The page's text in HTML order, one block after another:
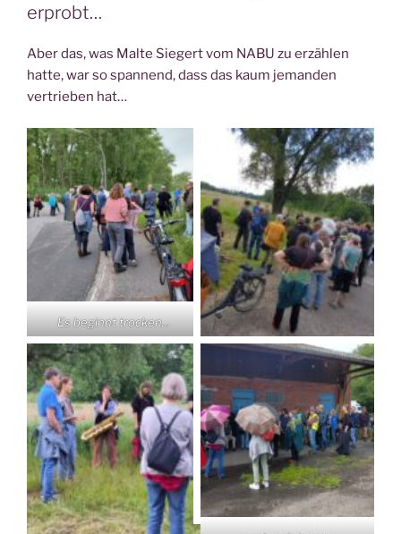
erprobt…
Aber das, was Malte Siegert vom NABU zu erzählen
hatte, war so spannend, dass das kaum jemanden
vertrieben hat…
Es beginnt trocken…